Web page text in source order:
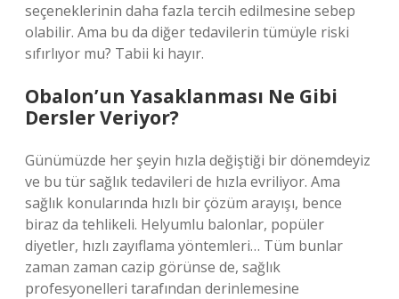
seçeneklerinin daha fazla tercih edilmesine sebep
olabilir. Ama bu da diğer tedavilerin tümüyle riski
sıfırlıyor mu? Tabii ki hayır.
Obalon’un Yasaklanması Ne Gibi
Dersler Veriyor?
Günümüzde her şeyin hızla değiştiği bir dönemdeyiz
ve bu tür sağlık tedavileri de hızla evriliyor. Ama
sağlık konularında hızlı bir çözüm arayışı, bence
biraz da tehlikeli. Helyumlu balonlar, popüler
diyetler, hızlı zayıflama yöntemleri… Tüm bunlar
zaman zaman cazip görünse de, sağlık
profesyonelleri tarafından derinlemesine